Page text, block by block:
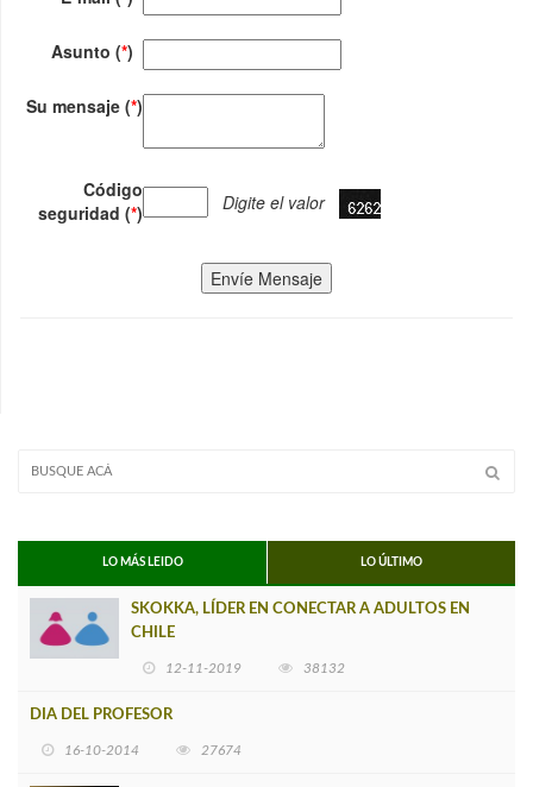
Asunto (*)
Su mensaje (*)
Código
seguridad (*) Digite el valor
Envíe Mensaje
LO MÁS LEIDO LO ÚLTIMO
SKOKKA, LÍDER EN CONECTAR A ADULTOS EN
CHILE
12-11-2019 38132
DIA DEL PROFESOR
16-10-2014 27674